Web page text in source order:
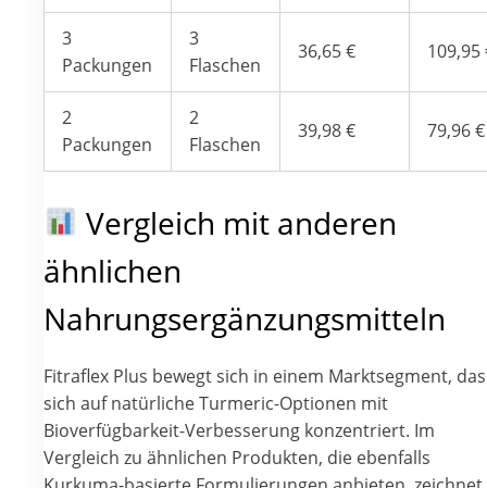
3
Packungen
3
Flaschen
36,65 € 109,95
2
Packungen
2
Flaschen
39,98 € 79,96 €
Vergleich mit anderen
ähnlichen
Nahrungsergänzungsmitteln
Fitraflex Plus bewegt sich in einem Marktsegment, das
sich auf natürliche Turmeric-Optionen mit
Bioverfügbarkeit-Verbesserung konzentriert. Im
Vergleich zu ähnlichen Produkten, die ebenfalls